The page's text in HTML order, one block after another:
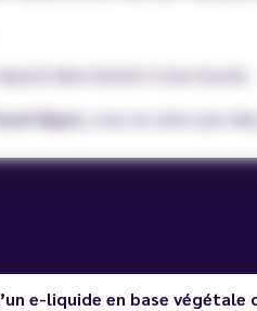
directement à leur besoin.
Vapor, vous ne serez pas
e-liquide en base végétale